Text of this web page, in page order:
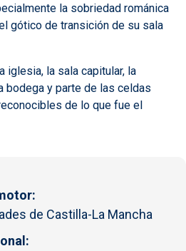
la sobriedad románica
gótico de transición de su sala
iglesia, la sala capitular, la
bodega y parte de las celdas
de lo que fue el
de Castilla-La Mancha